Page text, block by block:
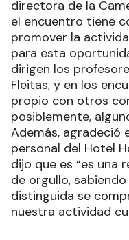
directora de la
el encuentro tiene
promover la
para esta
dirigen los
Fleitas, y en los
propio con otros
posiblemente,
Además, agradeció
personal del Hotel
dijo que es “es una
de orgullo,
distinguida se
nuestra actividad